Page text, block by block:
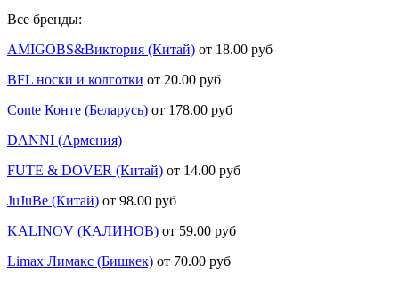
Все бренды:
AMIGOBS&Виктория (Китай) от 18.00 руб
BFL носки и колготки от 20.00 руб
Conte Конте (Беларусь) от 178.00 руб
DANNI (Армения)
FUTE & DOVER (Китай) от 14.00 руб
JuJuBe (Китай) от 98.00 руб
KALINOV (КАЛИНОВ) от 59.00 руб
Limax Лимакс (Бишкек) от 70.00 руб